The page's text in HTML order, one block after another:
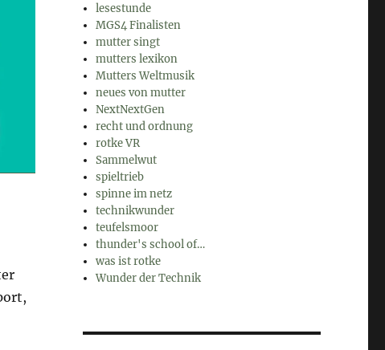
lesestunde
MGS4 Finalisten
mutter singt
mutters lexikon
Mutters Weltmusik
neues von mutter
NextNextGen
recht und ordnung
rotke VR
Sammelwut
spieltrieb
spinne im netz
technikwunder
teufelsmoor
thunder's school of…
was ist rotke
Wunder der Technik